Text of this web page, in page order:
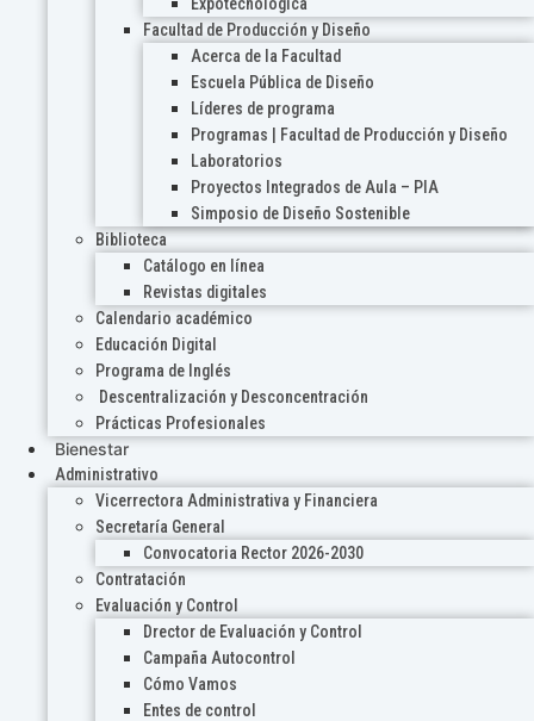
Expotecnológica
Facultad de Producción y Diseño
Acerca de la Facultad
Escuela Pública de Diseño
Líderes de programa
Programas | Facultad de Producción y Diseño
Laboratorios
Proyectos Integrados de Aula – PIA
Simposio de Diseño Sostenible
Biblioteca
Catálogo en línea
Revistas digitales
Calendario académico
Educación Digital
Programa de Inglés
Descentralización y Desconcentración
Prácticas Profesionales
Bienestar
Administrativo
Vicerrectora Administrativa y Financiera
Secretaría General
Convocatoria Rector 2026-2030
Contratación
Evaluación y Control
Drector de Evaluación y Control
Campaña Autocontrol
Cómo Vamos
Entes de control